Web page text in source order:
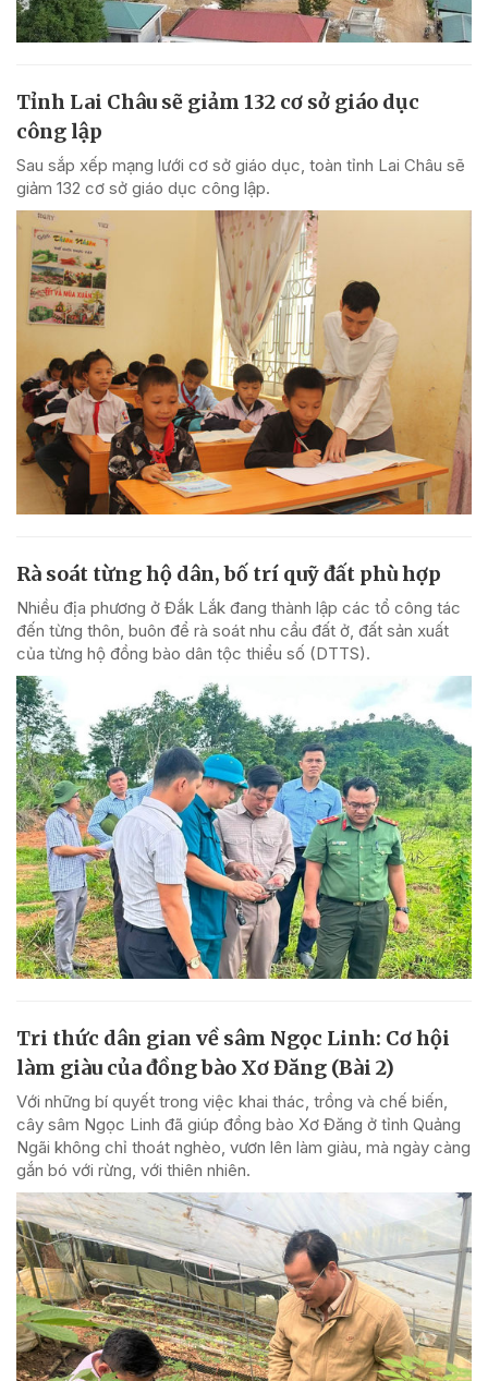
Tỉnh Lai Châu sẽ giảm 132 cơ sở giáo dục
công lập
Sau sắp xếp mạng lưới cơ sở giáo dục, toàn tỉnh Lai Châu sẽ
giảm 132 cơ sở giáo dục công lập.
Rà soát từng hộ dân, bố trí quỹ đất phù hợp
Nhiều địa phương ở Đắk Lắk đang thành lập các tổ công tác
đến từng thôn, buôn để rà soát nhu cầu đất ở, đất sản xuất
của từng hộ đồng bào dân tộc thiểu số (DTTS).
Tri thức dân gian về sâm Ngọc Linh: Cơ hội
làm giàu của đồng bào Xơ Đăng (Bài 2)
Với những bí quyết trong việc khai thác, trồng và chế biến,
cây sâm Ngọc Linh đã giúp đồng bào Xơ Đăng ở tỉnh Quảng
Ngãi không chỉ thoát nghèo, vươn lên làm giàu, mà ngày càng
gắn bó với rừng, với thiên nhiên.